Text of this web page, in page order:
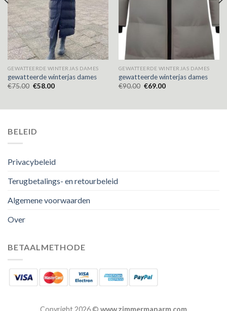
GEWATTEERDE WINTERJAS DAMES
gewatteerde winterjas dames
€75.00 €58.00
GEWATTEERDE WINTERJAS DAMES
gewatteerde winterjas dames
€90.00 €69.00
BELEID
Privacybeleid
Terugbetalings- en retourbeleid
Algemene voorwaarden
Over
BETAALMETHODE
Copyright 2026 © www.zimmermanarm.com